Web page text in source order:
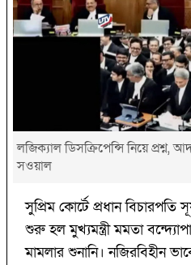
লজিক্যাল ডিসক্রিপেন্সি নিয়ে
সওয়াল
সুপ্রিম কোর্টে প্রধান বিচারপতি
শুরু হল মুখ্যমন্ত্রী মমতা
মামলার শুনানি। নজিরবিহীন